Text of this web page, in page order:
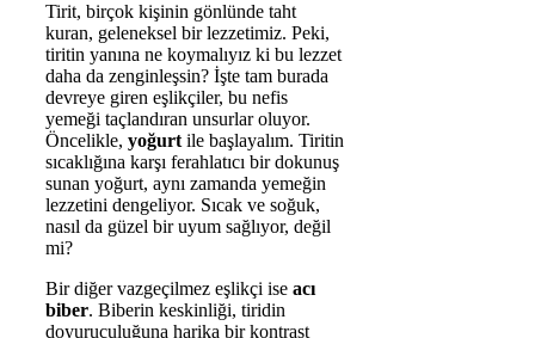
Tirit, birçok kişinin gönlünde taht
kuran, geleneksel bir lezzetimiz. Peki,
tiritin yanına ne koymalıyız ki bu lezzet
daha da zenginleşsin? İşte tam burada
devreye giren eşlikçiler, bu nefis
yemeği taçlandıran unsurlar oluyor.
Öncelikle, yoğurt ile başlayalım. Tiritin
sıcaklığına karşı ferahlatıcı bir dokunuş
sunan yoğurt, aynı zamanda yemeğin
lezzetini dengeliyor. Sıcak ve soğuk,
nasıl da güzel bir uyum sağlıyor, değil
mi?
Bir diğer vazgeçilmez eşlikçi ise acı
biber. Biberin keskinliği, tiridin
doyuruculuğuna harika bir kontrast